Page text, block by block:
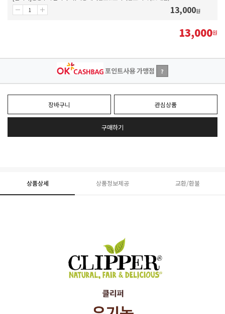
13,000원
13,000원
포인트사용 가맹점 ?
장바구니 관심상품
구매하기
상품상세 상품정보제공 교환/환불